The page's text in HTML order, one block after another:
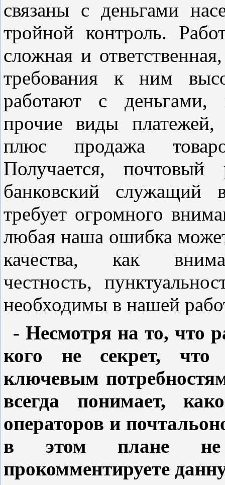
связаны с деньгами
тройной контроль.
сложная и
требования к ним
работают с
прочие виды
плюс продажа
Получается,
банковский
требует огромного
любая наша ошибка
качества, как
честность,
необходимы в нашей
- Несмотря на то, что
кого не секрет, что
ключевым
всегда понимает,
операторов и
в этом плане
прокомментируете